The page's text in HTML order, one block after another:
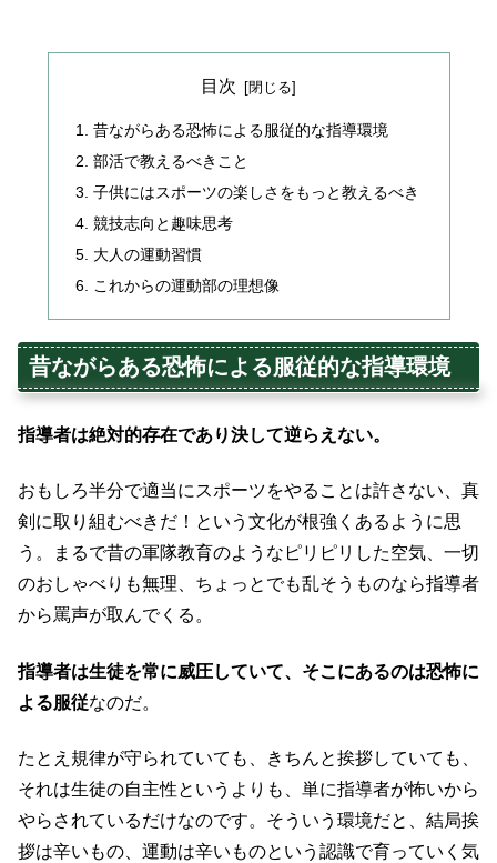
目次
昔ながらある恐怖による服従的な指導環境
部活で教えるべきこと
子供にはスポーツの楽しさをもっと教えるべき
競技志向と趣味思考
大人の運動習慣
これからの運動部の理想像
昔ながらある恐怖による服従的な指導環境
指導者は絶対的存在であり決して逆らえない。
おもしろ半分で適当にスポーツをやることは許さない、真
剣に取り組むべきだ！という文化が根強くあるように思
う。まるで昔の軍隊教育のようなピリピリした空気、一切
のおしゃべりも無理、ちょっとでも乱そうものなら指導者
から罵声が取んでくる。
指導者は生徒を常に威圧していて、そこにあるのは恐怖に
よる服従なのだ。
たとえ規律が守られていても、きちんと挨拶していても、
それは生徒の自主性というよりも、単に指導者が怖いから
やらされているだけなのです。そういう環境だと、結局挨
拶は辛いもの、運動は辛いものという認識で育っていく気